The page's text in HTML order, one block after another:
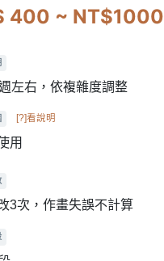
400 ~ NT$1000
左右，依複雜度調整
[?]看說明
用
3次，作畫失誤不計算